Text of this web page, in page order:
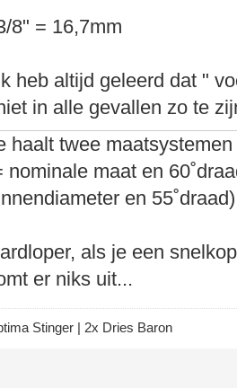
8" = 16,7mm
heb altijd geleerd dat "
in alle gevallen zo te
haalt twee
nominale maat en
en
als je een
er niks uit...
Stinger | 2x Dries Baron